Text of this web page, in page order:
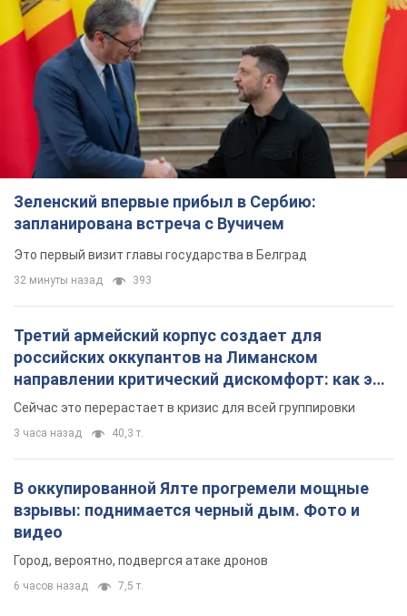
Зеленский впервые прибыл в Сербию:
запланирована встреча с Вучичем
Это первый визит главы государства в Белград
32 минуты назад 393
Третий армейский корпус создает для
российских оккупантов на Лиманском
направлении критический дискомфорт: как это
удалось
Сейчас это перерастает в кризис для всей группировки
3 часа назад 40,3 т.
В оккупированной Ялте прогремели мощные
взрывы: поднимается черный дым. Фото и
видео
Город, вероятно, подвергся атаке дронов
6 часов назад 7,5 т.